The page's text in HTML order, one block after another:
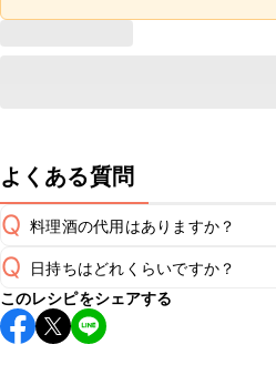
よくある質問
Q 料理酒の代用はありますか？
A
Q 日持ちはどれくらいですか？
保存期間は冷蔵で翌日中が目安で
し上がりください。
このレシピをシェアする